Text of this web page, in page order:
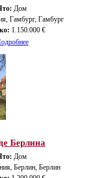
Дом
Гамбург, Гамбург
1.150.000 €
Берлина
Дом
Берлин, Берлин